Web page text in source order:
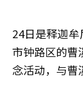
24日是释迦
市钟路区的曹
念活动，与曹